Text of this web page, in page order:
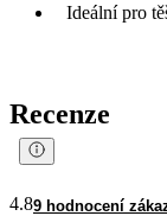
Ideální pro
Recenze
4.89 hodnocení